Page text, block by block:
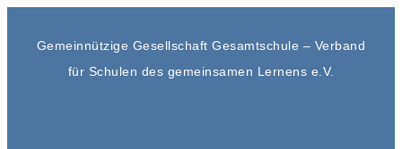
Gemeinnützige Gesellschaft Gesamtschule – Verband
für Schulen des gemeinsamen Lernens e.V.